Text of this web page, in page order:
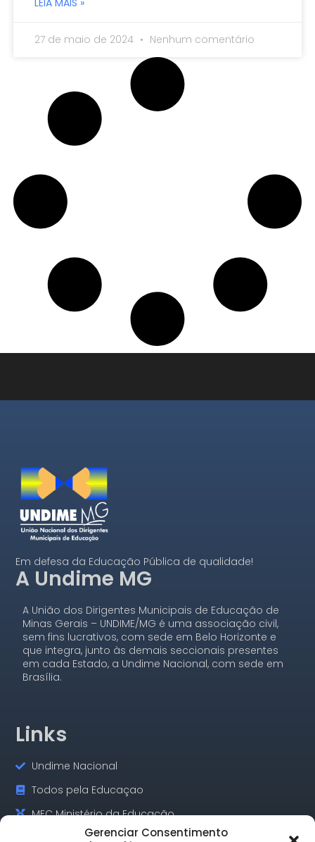
Gerenciar Consentimento
27 de maio de 2024 Nenhum comentário
Em defesa da Educação Pública de qualidade!
A Undime MG
A União dos Dirigentes Municipais de Educação de
Minas Gerais – UNDIME/MG é uma associação civil,
sem fins lucrativos, com sede em Belo Horizonte e
que integra, junto às demais seccionais presentes
em cada Estado, a Undime Nacional, com sede em
Brasília.
Links
Undime Nacional
Todos pela Educaçao
MEC Ministério da Educação
GOV.BR Serviços e Informações